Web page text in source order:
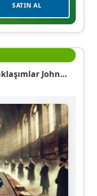
SATIN AL
John